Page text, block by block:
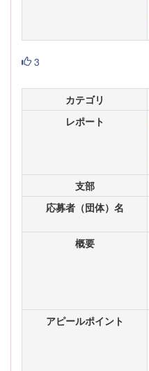
3
カテゴリ
レポート
支部
応募者（団体）名
概要
アピールポイント